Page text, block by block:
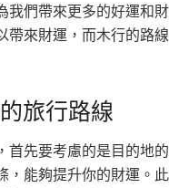
我們帶來更多的好運和
帶來財運，而木行的路
旅行路線
首先要考慮的是目的地
，能夠提升你的財運。